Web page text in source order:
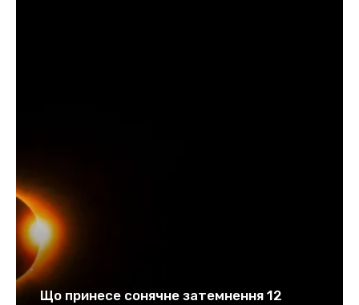
Що принесе сонячне затемнення 12